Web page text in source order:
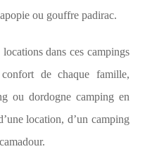
ou gouffre padirac.
locations dans ces campings
de chaque famille,
ou dordogne camping en
location, d’un camping